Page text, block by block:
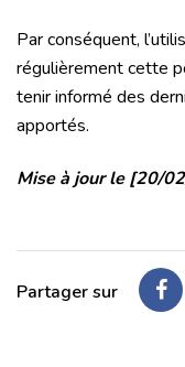
Par conséquent,
régulièrement cette
tenir informé des
apportés.
Mise à jour le [20/
Partager sur